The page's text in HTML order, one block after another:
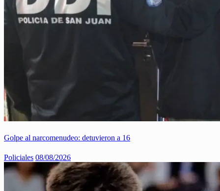
Golpe al narcomenudeo: detuvieron a 16
Policiales 08/08/2026